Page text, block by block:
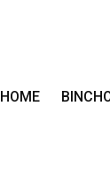
HOME